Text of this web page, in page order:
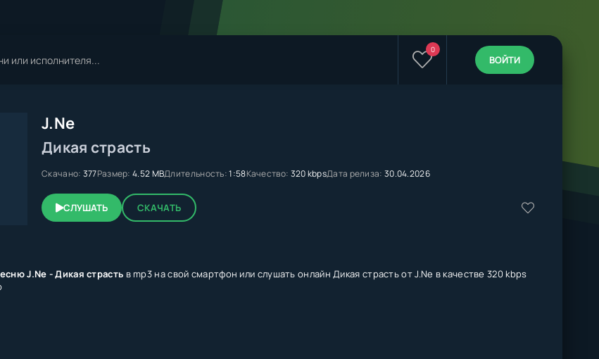
0
ВОЙТИ
J.Ne
Дикая страсть
Скачано: 377Размер: 4.52 MBДлительность:1:58Качество: 320 kbpsДата релиза: 30.04.2026
СЛУШАТЬ СКАЧАТЬ
J.Ne - Дикая страсть в mp3 на свой смартфон или слушать онлайн Дикая страсть от J.Ne в качестве 320 kbps